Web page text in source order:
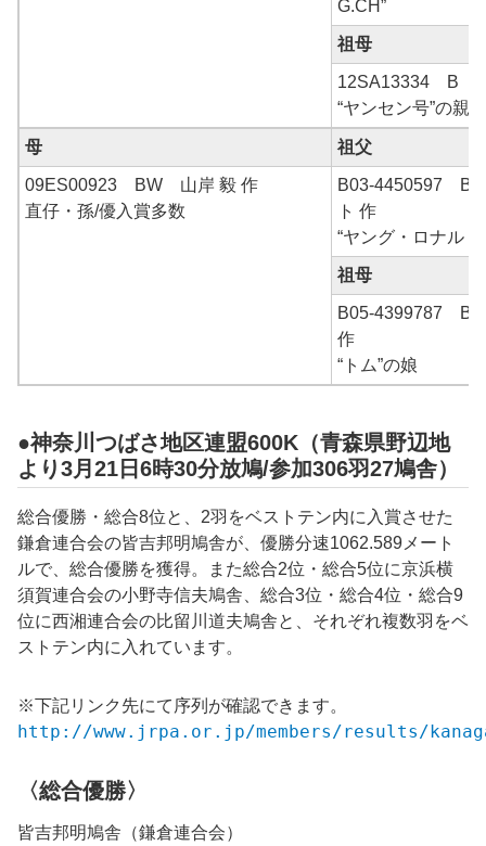
G.CH”
祖母
12SA13334 B
“ヤンセン号”の親
母 祖父
09ES00923 BW 山岸 毅 作
直仔・孫/優入賞多数
B03-4450597
ト 作
“ヤング・ロナルド
祖母
B05-4399787 B
作
“トム”の娘
●神奈川つばさ地区連盟600K（青森県野辺地
より3月21日6時30分放鳩/参加306羽27鳩舎）
総合優勝・総合8位と、2羽をベストテン内に入賞させた
鎌倉連合会の皆吉邦明鳩舎が、優勝分速1062.589メート
ルで、総合優勝を獲得。また総合2位・総合5位に京浜横
須賀連合会の小野寺信夫鳩舎、総合3位・総合4位・総合9
位に西湘連合会の比留川道夫鳩舎と、それぞれ複数羽をベ
ストテン内に入れています。
※下記リンク先にて序列が確認できます。
http://www.jrpa.or.jp/members/results/
〈総合優勝〉
皆吉邦明鳩舎（鎌倉連合会）